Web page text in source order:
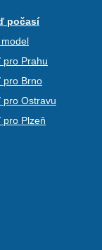
počasí
pro Prahu
pro Brno
pro Ostravu
pro Plzeň